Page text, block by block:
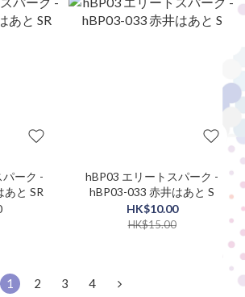
ーク -
と SR
hBP03 エリートスパーク -
hBP03-033 赤井はあと S
HK$10.00
HK$15.00
1 2 3 4